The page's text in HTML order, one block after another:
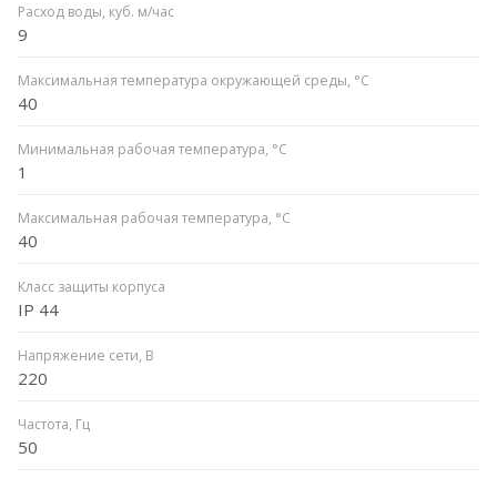
Расход воды, куб. м/час
9
Максимальная температура окружающей среды, °С
40
Минимальная рабочая температура, °C
1
Максимальная рабочая температура, °C
40
Класс защиты корпуса
IP 44
Напряжение сети, В
220
Частота, Гц
50